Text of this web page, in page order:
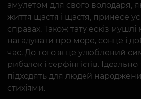
амулетом для свого володаря,
життя щастя і щастя, принесе
справах. Також тату ескіз
нагадувати про море, сонце і
час. До того ж це улюблений
рибалок і серфінгістів.
підходять для людей
стихіями.